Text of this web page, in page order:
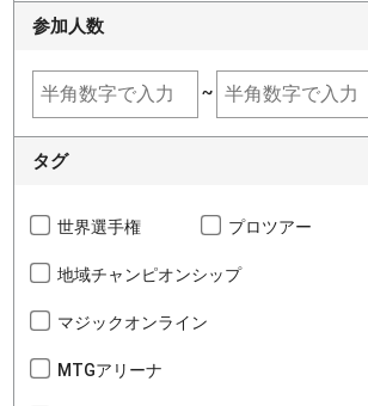
参加人数
~
タグ
世界選手権 プロツアー
地域チャンピオンシップ
マジックオンライン
MTGアリーナ